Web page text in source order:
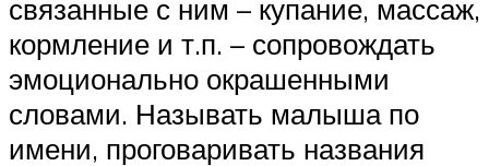
связанные с ним – купание, массаж,
кормление и т.п. – сопровождать
эмоционально окрашенными
словами. Называть малыша по
имени, проговаривать названия